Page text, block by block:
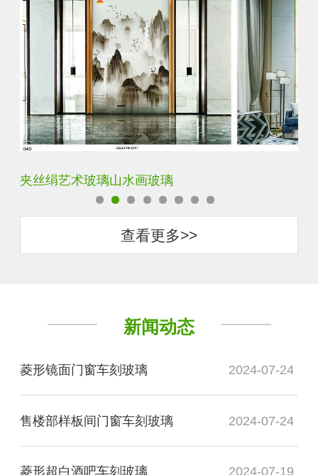
水默意境水墨山水画玻璃
查看更多>>
新闻动态
菱形镜面门窗车刻玻璃 2024-07-24
售楼部样板间门窗车刻玻璃 2024-07-24
菱形超白酒吧车刻玻璃 2024-07-19